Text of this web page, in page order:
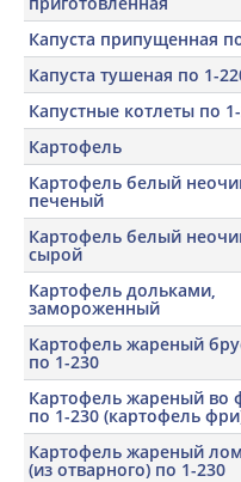
Капуста припущенная
Капуста тушеная по 1-
Капустные котлеты по
Картофель
Картофель белый
печеный
Картофель белый
сырой
Картофель дольками,
замороженный
Картофель жареный
по 1-230
Картофель жареный во
по 1-230 (картофель
Картофель жареный
(из отварного) по 1-230